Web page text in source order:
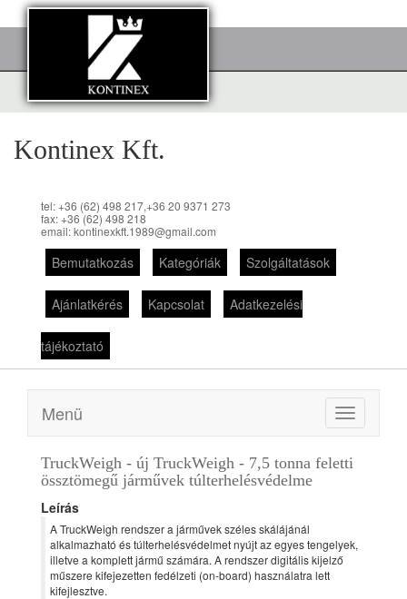
Kontinex Kft.
tel: +36 (62) 498 217,+36 20 9371 273
fax: +36 (62) 498 218
email: kontinexkft.1989@gmail.com
Bemutatkozás Kategóriák Szolgáltatások
Ajánlatkérés Kapcsolat Adatkezelési
tájékoztató
Toggle
navigation
Menü
TruckWeigh - új TruckWeigh - 7,5 tonna feletti
össztömegű járművek túlterhelésvédelme
Leírás
A TruckWeigh rendszer a járművek széles skálájánál
alkalmazható és túlterhelésvédelmet nyújt az egyes tengelyek,
illetve a komplett jármű számára. A rendszer digitális kijelző
műszere kifejezetten fedélzeti (on-board) használatra lett
kifejlesztve.